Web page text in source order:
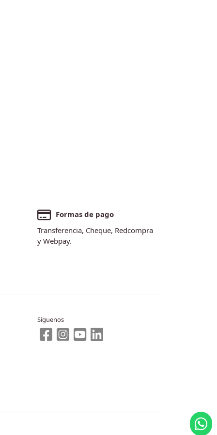
Formas de pago
Transferencia, Cheque, Redcompra
y Webpay.
Síguenos